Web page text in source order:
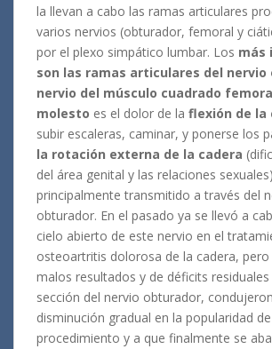
la llevan a cabo las ramas articulares
varios nervios (obturador, femoral y
por el plexo simpático lumbar. Los más
son las ramas articulares del nervio
nervio del músculo cuadrado
molesto es el dolor de la flexión de la
subir escaleras, caminar, y ponerse los
la rotación externa de la cadera
del área genital y las relaciones
principalmente transmitido a través del
obturador. En el pasado ya se llevó a
cielo abierto de este nervio en el
osteoartritis dolorosa de la cadera, pero
malos resultados y de déficits
sección del nervio obturador,
disminución gradual en la popularidad
procedimiento y a que finalmente se